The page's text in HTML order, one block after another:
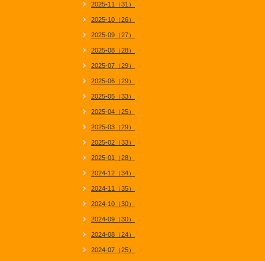
2025-11（31）
2025-10（26）
2025-09（27）
2025-08（28）
2025-07（29）
2025-06（29）
2025-05（33）
2025-04（25）
2025-03（29）
2025-02（33）
2025-01（28）
2024-12（34）
2024-11（35）
2024-10（30）
2024-09（30）
2024-08（24）
2024-07（25）